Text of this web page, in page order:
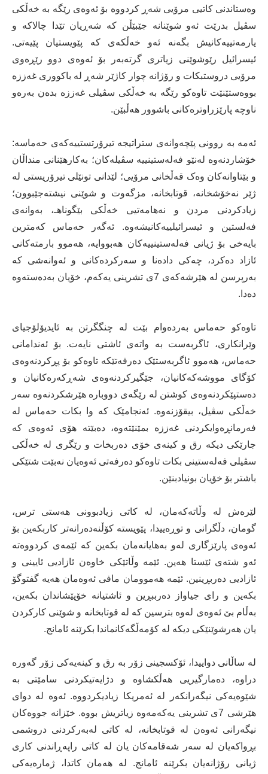
وەستاندنی کاتیی مرۆیی شەڕ کردووە بۆ ئەوەی رێگە بە خەڵکی
سڤیل بدرێت ئەو شوێنانە جێبێڵن کە شەڕیان تێدا چالاکە و
یارمەتییەکانیش بگەنە ئەو خەڵکەی کە پێویستیان پێیەتی.
ئیسرائیل رێوشوێنی زیاتری گرتەبەر بۆ ئەوەی دوو رێڕەوی
مرۆیی دروستبکات و رۆژانە چوار کاژێر شەڕ لە باکووری غەززە
بووەستێنێت تاوەکو رێگە بە خەڵکی سڤیلی غەززە بدەن بەرەو
ناوچە پارێزراوترەکانی باشوور هەڵبێن.
ئەمە بە روونی پێچەوانەی ستراتیجە تیرۆرتستییەکەی حەماسە:
خۆشاردنەوە لەنێو فەلەستینییە سڤیلەکان؛ بەکارهێنانی منداڵان
و بێتاوانەکان وەک قەڵخانی مرۆیی؛ لێدانی تونێلی تیرۆریستی لە
ژێر نەخۆشخانە، قوتابخانە، مزگەوت و شوێنی نیشتەجێبوون؛
زیادکردنی مردن و نەهامەتیی خەڵکی بێگوناهـ، بەوانەی
فەلستین و ئیسرائیلییەکانیشەوە. ئەگەر حەماس کەمترین
بایەخی بۆ ژیانی فەلەستینییەکان هەبووایە، هەموو بارمتەکانی
ئازاد دەکرد، چەکی دادەنا و سەرکردەکانی و ئەوانەشی کە
بەرپرسن لە هێرشەکەی 7ی تشرینی یەکەم، خۆیان بەدەستەوە
دەدا.
تاوەکو حەماس بەردەوام بێت لە چنگگرتن بە ئایدیۆلۆجیای
وێرانکاری، ئاگربەست بە واتەی ئاشتی نایەت. بۆ ئەندامانی
حەماس، هەموو ئاگربەستێک دەرفەتێکە تاوەکو بۆ پڕکردنەوەی
کۆگای مووشەکەکانیان، جێگیرکردنەوەی شەڕکەرەکانیان و
دەستپێکردنەوەی کوشتن لە رێگەی دووبارە هێرشکردنەوە سەر
خەڵکی سڤیل، بیقۆزنەوە. ئەنجامێک کە وا بکات حەماس لە
فەرمانڕەوایکردنی غەززە بمێنێتەوە، دەبێتە هۆی ئەوەی کە
جارێکی دیکە رق و کینەی خۆی دەربخات و رێگری لە خەڵکی
سڤیلی فەلەستینی بکات تاوەکو دەرفەتی ئەوەیان نەبێت شتێکی
باشتر بۆ خۆیان بونیادبنێن.
لێرەش لە وڵاتەکەمان، لە کاتی زیادبوونی هەستی ترس،
گومان، دڵگرانی و توڕەییدا، پێویستە کۆڵنەدەرانەتر کاربکەین بۆ
ئەوەی پارێزگاری لەو بەهایانەمان بکەین کە ئێمەی کردووەتە
ئەو شتەی ئێستا هەین. ئێمە وڵاتێکی خاوەن ئازادیی ئایینی و
ئازادیی دەربڕینین. ئێمە هەموومان مافی ئەوەمان هەیە گفتوگۆ
بکەین و رای جیاواز دەرببڕین و ئاشتیانە خۆپێشاندان بکەین،
بەڵام بێ ئەوەی لەوە بترسین کە لە قوتابخانە و شوێنی کارکردن
یان هەرشوێنێکی دیکە لە کۆمەڵگەکانماندا بکرێنە ئامانج.
لە ساڵانی دواییدا، ئۆکسجینی زۆر بە رق و کینەیەکی زۆر گەورە
دراوە، دەمارگیریی هەڵکشاوە و دژایەتیکردنی سامێتی بە
شێوەیەکی نیگەرانکەر لە ئەمریکا زیادیکردووە. ئەوە لە دوای
هێرشی 7ی تشرینی یەکەمەوە زیاتریش بووە. خێزانە جووەکان
نیگەرانی ئەوەن لە قوتابخانە، لە کاتی لەبەرکردنی دروشمی
بڕواکەیان لە سەر شەقامەکان یان لە کاتی راپەڕاندنی کاری
ژیانی رۆژانەیان بکرێنە ئامانج. لە هەمان کاتدا، ژمارەیەکی